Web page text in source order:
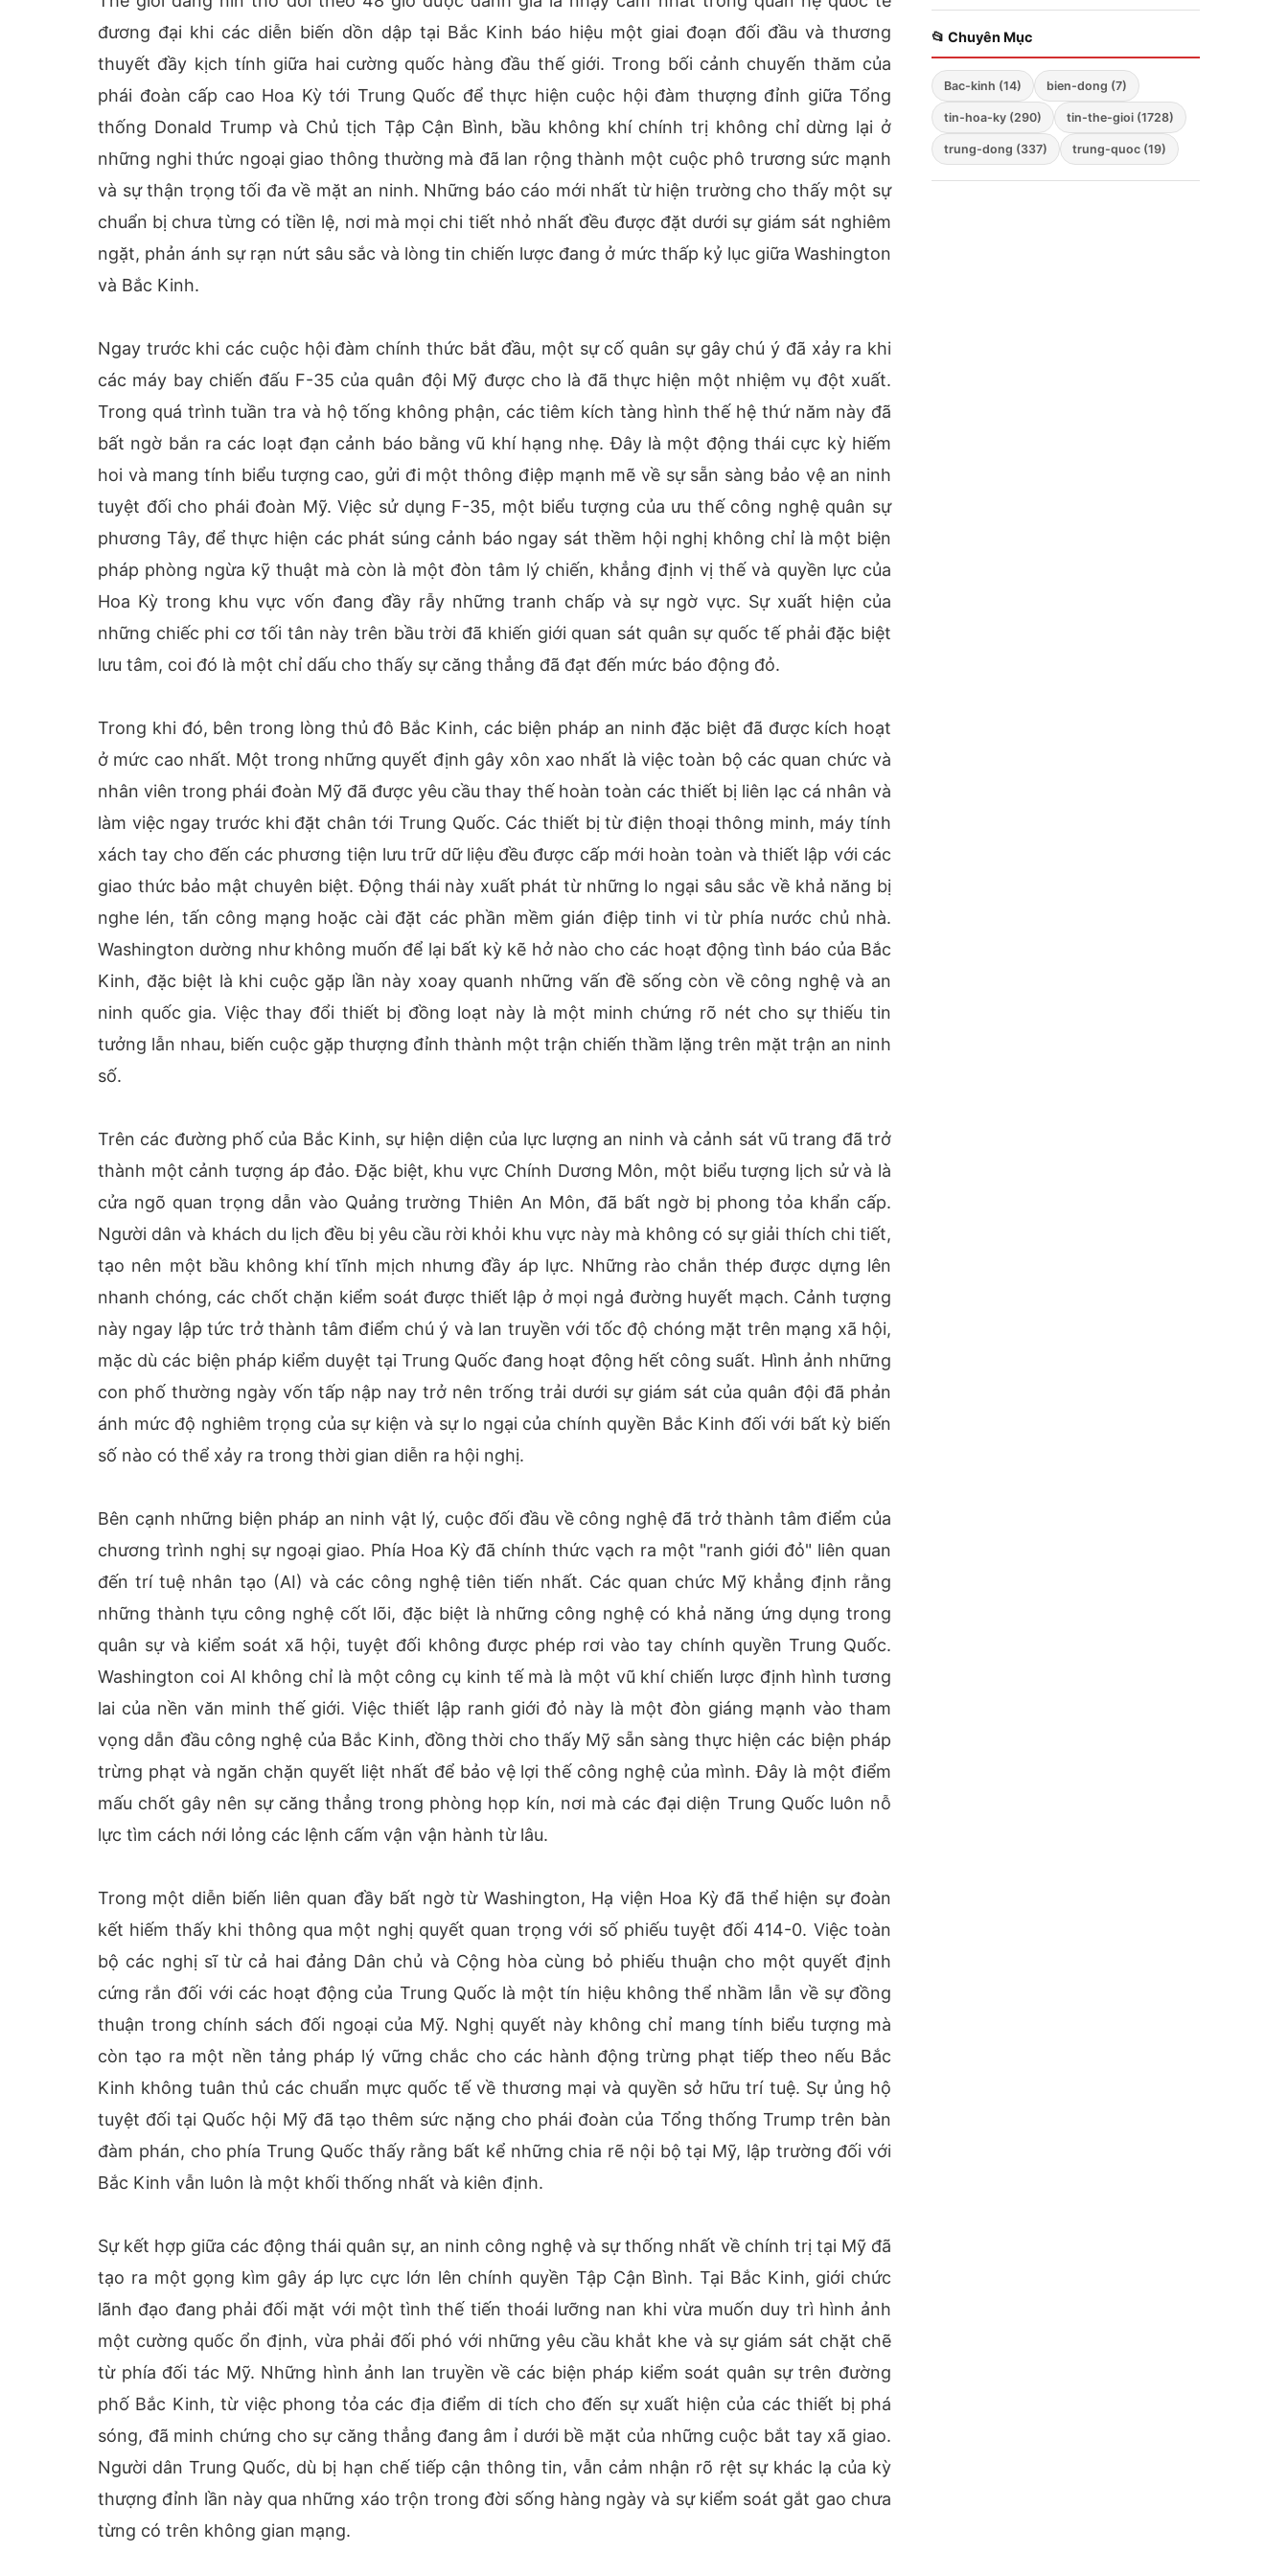
đương đại khi các diễn biến dồn dập tại Bắc Kinh báo hiệu một giai đoạn đối đầu và thương
thuyết đầy kịch tính giữa hai cường quốc hàng đầu thế giới. Trong bối cảnh chuyến thăm của
phái đoàn cấp cao Hoa Kỳ tới Trung Quốc để thực hiện cuộc hội đàm thượng đỉnh giữa Tổng
thống Donald Trump và Chủ tịch Tập Cận Bình, bầu không khí chính trị không chỉ dừng lại ở
những nghi thức ngoại giao thông thường mà đã lan rộng thành một cuộc phô trương sức mạnh
và sự thận trọng tối đa về mặt an ninh. Những báo cáo mới nhất từ hiện trường cho thấy một sự
chuẩn bị chưa từng có tiền lệ, nơi mà mọi chi tiết nhỏ nhất đều được đặt dưới sự giám sát nghiêm
ngặt, phản ánh sự rạn nứt sâu sắc và lòng tin chiến lược đang ở mức thấp kỷ lục giữa Washington
và Bắc Kinh.
Ngay trước khi các cuộc hội đàm chính thức bắt đầu, một sự cố quân sự gây chú ý đã xảy ra khi
các máy bay chiến đấu F-35 của quân đội Mỹ được cho là đã thực hiện một nhiệm vụ đột xuất.
Trong quá trình tuần tra và hộ tống không phận, các tiêm kích tàng hình thế hệ thứ năm này đã
bất ngờ bắn ra các loạt đạn cảnh báo bằng vũ khí hạng nhẹ. Đây là một động thái cực kỳ hiếm
hoi và mang tính biểu tượng cao, gửi đi một thông điệp mạnh mẽ về sự sẵn sàng bảo vệ an ninh
tuyệt đối cho phái đoàn Mỹ. Việc sử dụng F-35, một biểu tượng của ưu thế công nghệ quân sự
phương Tây, để thực hiện các phát súng cảnh báo ngay sát thềm hội nghị không chỉ là một biện
pháp phòng ngừa kỹ thuật mà còn là một đòn tâm lý chiến, khẳng định vị thế và quyền lực của
Hoa Kỳ trong khu vực vốn đang đầy rẫy những tranh chấp và sự ngờ vực. Sự xuất hiện của
những chiếc phi cơ tối tân này trên bầu trời đã khiến giới quan sát quân sự quốc tế phải đặc biệt
lưu tâm, coi đó là một chỉ dấu cho thấy sự căng thẳng đã đạt đến mức báo động đỏ.
Trong khi đó, bên trong lòng thủ đô Bắc Kinh, các biện pháp an ninh đặc biệt đã được kích hoạt
ở mức cao nhất. Một trong những quyết định gây xôn xao nhất là việc toàn bộ các quan chức và
nhân viên trong phái đoàn Mỹ đã được yêu cầu thay thế hoàn toàn các thiết bị liên lạc cá nhân và
làm việc ngay trước khi đặt chân tới Trung Quốc. Các thiết bị từ điện thoại thông minh, máy tính
xách tay cho đến các phương tiện lưu trữ dữ liệu đều được cấp mới hoàn toàn và thiết lập với các
giao thức bảo mật chuyên biệt. Động thái này xuất phát từ những lo ngại sâu sắc về khả năng bị
nghe lén, tấn công mạng hoặc cài đặt các phần mềm gián điệp tinh vi từ phía nước chủ nhà.
Washington dường như không muốn để lại bất kỳ kẽ hở nào cho các hoạt động tình báo của Bắc
Kinh, đặc biệt là khi cuộc gặp lần này xoay quanh những vấn đề sống còn về công nghệ và an
ninh quốc gia. Việc thay đổi thiết bị đồng loạt này là một minh chứng rõ nét cho sự thiếu tin
tưởng lẫn nhau, biến cuộc gặp thượng đỉnh thành một trận chiến thầm lặng trên mặt trận an ninh
số.
Trên các đường phố của Bắc Kinh, sự hiện diện của lực lượng an ninh và cảnh sát vũ trang đã trở
thành một cảnh tượng áp đảo. Đặc biệt, khu vực Chính Dương Môn, một biểu tượng lịch sử và là
cửa ngõ quan trọng dẫn vào Quảng trường Thiên An Môn, đã bất ngờ bị phong tỏa khẩn cấp.
Người dân và khách du lịch đều bị yêu cầu rời khỏi khu vực này mà không có sự giải thích chi tiết,
tạo nên một bầu không khí tĩnh mịch nhưng đầy áp lực. Những rào chắn thép được dựng lên
nhanh chóng, các chốt chặn kiểm soát được thiết lập ở mọi ngả đường huyết mạch. Cảnh tượng
này ngay lập tức trở thành tâm điểm chú ý và lan truyền với tốc độ chóng mặt trên mạng xã hội,
mặc dù các biện pháp kiểm duyệt tại Trung Quốc đang hoạt động hết công suất. Hình ảnh những
con phố thường ngày vốn tấp nập nay trở nên trống trải dưới sự giám sát của quân đội đã phản
ánh mức độ nghiêm trọng của sự kiện và sự lo ngại của chính quyền Bắc Kinh đối với bất kỳ biến
số nào có thể xảy ra trong thời gian diễn ra hội nghị.
Bên cạnh những biện pháp an ninh vật lý, cuộc đối đầu về công nghệ đã trở thành tâm điểm của
chương trình nghị sự ngoại giao. Phía Hoa Kỳ đã chính thức vạch ra một "ranh giới đỏ" liên quan
đến trí tuệ nhân tạo (AI) và các công nghệ tiên tiến nhất. Các quan chức Mỹ khẳng định rằng
những thành tựu công nghệ cốt lõi, đặc biệt là những công nghệ có khả năng ứng dụng trong
quân sự và kiểm soát xã hội, tuyệt đối không được phép rơi vào tay chính quyền Trung Quốc.
Washington coi AI không chỉ là một công cụ kinh tế mà là một vũ khí chiến lược định hình tương
lai của nền văn minh thế giới. Việc thiết lập ranh giới đỏ này là một đòn giáng mạnh vào tham
vọng dẫn đầu công nghệ của Bắc Kinh, đồng thời cho thấy Mỹ sẵn sàng thực hiện các biện pháp
trừng phạt và ngăn chặn quyết liệt nhất để bảo vệ lợi thế công nghệ của mình. Đây là một điểm
mấu chốt gây nên sự căng thẳng trong phòng họp kín, nơi mà các đại diện Trung Quốc luôn nỗ
lực tìm cách nới lỏng các lệnh cấm vận vận hành từ lâu.
Trong một diễn biến liên quan đầy bất ngờ từ Washington, Hạ viện Hoa Kỳ đã thể hiện sự đoàn
kết hiếm thấy khi thông qua một nghị quyết quan trọng với số phiếu tuyệt đối 414-0. Việc toàn
bộ các nghị sĩ từ cả hai đảng Dân chủ và Cộng hòa cùng bỏ phiếu thuận cho một quyết định
cứng rắn đối với các hoạt động của Trung Quốc là một tín hiệu không thể nhầm lẫn về sự đồng
thuận trong chính sách đối ngoại của Mỹ. Nghị quyết này không chỉ mang tính biểu tượng mà
còn tạo ra một nền tảng pháp lý vững chắc cho các hành động trừng phạt tiếp theo nếu Bắc
Kinh không tuân thủ các chuẩn mực quốc tế về thương mại và quyền sở hữu trí tuệ. Sự ủng hộ
tuyệt đối tại Quốc hội Mỹ đã tạo thêm sức nặng cho phái đoàn của Tổng thống Trump trên bàn
đàm phán, cho phía Trung Quốc thấy rằng bất kể những chia rẽ nội bộ tại Mỹ, lập trường đối với
Bắc Kinh vẫn luôn là một khối thống nhất và kiên định.
Sự kết hợp giữa các động thái quân sự, an ninh công nghệ và sự thống nhất về chính trị tại Mỹ đã
tạo ra một gọng kìm gây áp lực cực lớn lên chính quyền Tập Cận Bình. Tại Bắc Kinh, giới chức
lãnh đạo đang phải đối mặt với một tình thế tiến thoái lưỡng nan khi vừa muốn duy trì hình ảnh
một cường quốc ổn định, vừa phải đối phó với những yêu cầu khắt khe và sự giám sát chặt chẽ
từ phía đối tác Mỹ. Những hình ảnh lan truyền về các biện pháp kiểm soát quân sự trên đường
phố Bắc Kinh, từ việc phong tỏa các địa điểm di tích cho đến sự xuất hiện của các thiết bị phá
sóng, đã minh chứng cho sự căng thẳng đang âm ỉ dưới bề mặt của những cuộc bắt tay xã giao.
Người dân Trung Quốc, dù bị hạn chế tiếp cận thông tin, vẫn cảm nhận rõ rệt sự khác lạ của kỳ
thượng đỉnh lần này qua những xáo trộn trong đời sống hàng ngày và sự kiểm soát gắt gao chưa
từng có trên không gian mạng.
Zelensky bất ngờ cảnh
hạm Mỹ tiến vào Biển
Đông; Washington
triển khai chiến lược
ba mũi nhọn
📂 Chuyên Mục
Bac-kinh (14) bien-dong (7)
tin-hoa-ky (290) tin-the-gioi (1728)
trung-dong (337) trung-quoc (19)